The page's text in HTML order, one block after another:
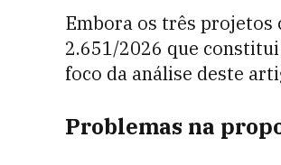
Embora os três projetos
2.651/2026 que
foco da análise deste
Problemas na